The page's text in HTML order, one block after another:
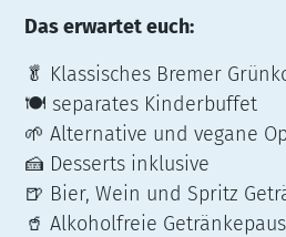
Das erwartet euch:
🥬 Klassisches Bremer
🍽️ separates Kinderbuffet
🌱 Alternative und vegane
🍰 Desserts inklusive
🍺 Bier, Wein und Spritz
🥤 Alkoholfreie